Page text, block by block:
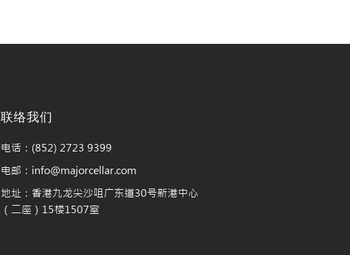
联络我们
电话：(852) 2723 9399
电邮：info@majorcellar.com
地址：香港九龙尖沙咀广东道30号新港中心
（二座）15楼1507室